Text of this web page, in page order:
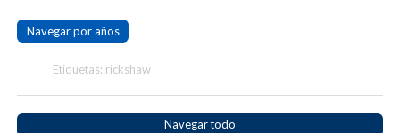
Navegar por años
Etiquetas: rickshaw
Navegar todo